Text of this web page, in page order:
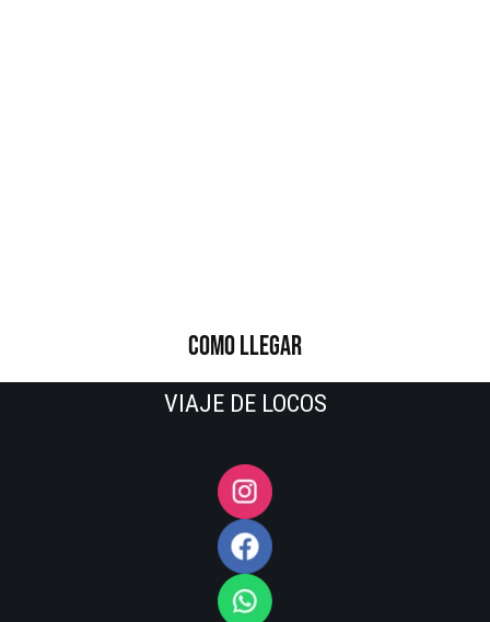
COMO LLEGAR
VIAJE DE LOCOS